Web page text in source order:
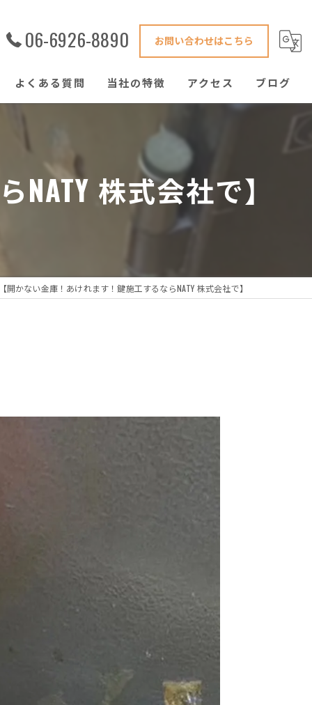
06-6926-8890 お問い合わせはこちら
よくある質問 当社の特徴
鍵修理
ハウスクリーニング
アクセス ブログ
株式会社で】
【開かない金庫！あけれます！鍵施工するならNATY 株式会社で】